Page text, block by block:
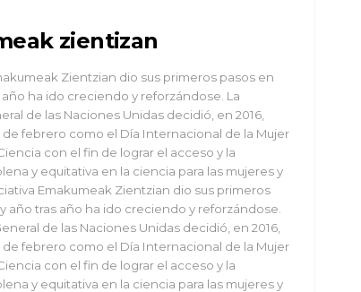
zientizan
Zientzian dio sus primeros pasos en
año ha ido creciendo y reforzándose. La
de las Naciones Unidas decidió, en 2016,
de febrero como el Día Internacional de la Mujer
con el fin de lograr el acceso y la
y equitativa en la ciencia para las mujeres y
Emakumeak Zientzian dio sus primeros
año tras año ha ido creciendo y reforzándose.
de las Naciones Unidas decidió, en 2016,
de febrero como el Día Internacional de la Mujer
con el fin de lograr el acceso y la
y equitativa en la ciencia para las mujeres y